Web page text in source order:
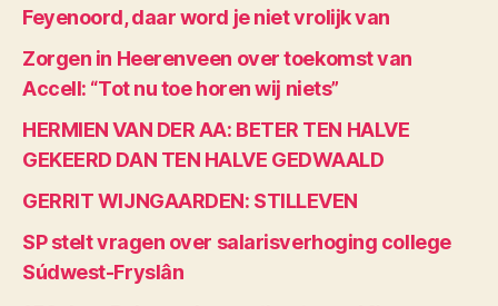
Feyenoord, daar word je niet vrolijk van
Zorgen in Heerenveen over toekomst van
Accell: “Tot nu toe horen wij niets”
HERMIEN VAN DER AA: BETER TEN HALVE
GEKEERD DAN TEN HALVE GEDWAALD
GERRIT WIJNGAARDEN: STILLEVEN
SP stelt vragen over salarisverhoging college
Súdwest-Fryslân